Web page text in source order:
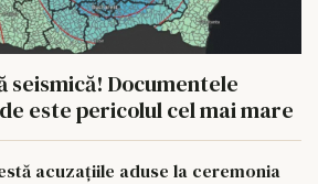
seismică! Documentele
este pericolul cel mai mare
acuzațiile aduse la ceremonia